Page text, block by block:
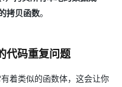
拷贝函数。
代码重复问题
着类似的函数体，这会让你